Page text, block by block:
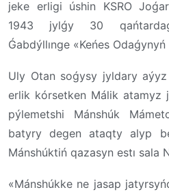
jeke erligi úshin KSRO
1943 jylǵy 30
Ǵabdýllınge «Keńes
Uly Otan soǵysy jyldary
erlik kórsetken Málik atamyz
pýlemetshi Mánshúk
batyry degen ataqty alyp
Mánshúktiń qazasyn estı sala
«Mánshúkke ne jasap